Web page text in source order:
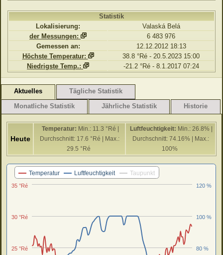
Statistik
Lokalisierung:
Valaská Belá
der Messungen:
6 483 976
Gemessen an:
12.12.2012 18:13
Höchste Temperatur:
38.8 °Ré - 20.5.2023 15:00
Niedrigste Temp.:
-21.2 °Ré - 8.1.2017 07:24
Aktuelles
Tägliche Statistik
Monatliche Statistik
Jährliche Statistik Historie
Heute
Temperatur: Min.: 11.3 °Ré |
Durchschnitt: 17.6 °Ré | Max.:
29.5 °Ré
Luftfeuchtigkeit: Min.: 26.8% |
Durchschnitt: 74.16% | Max.:
100%
Letzten 24 Stunden
Temperatur Luftfeuchtigkeit Taupunkt
25 °Ré
30 °Ré
35 °Ré
80 %
100 %
120 %